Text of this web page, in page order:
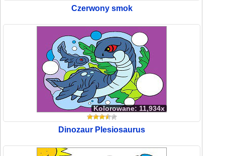
Czerwony smok
Kolorowane: 11,934x
Dinozaur Plesiosaurus